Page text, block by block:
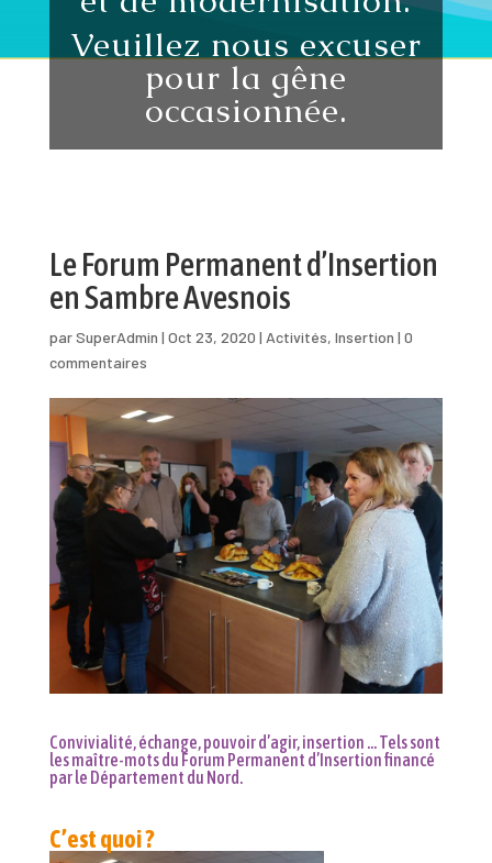
Veuillez nous excuser
pour la gêne
occasionnée.
Le Forum Permanent d’Insertion
en Sambre Avesnois
parSuperAdmin | Oct 23, 2020 | Activités, Insertion | 0
commentaires
Convivialité, échange, pouvoir d’agir, insertion … Tels sont
les maître-mots du Forum Permanent d’Insertion financé
par le Département du Nord.
C’est quoi ?